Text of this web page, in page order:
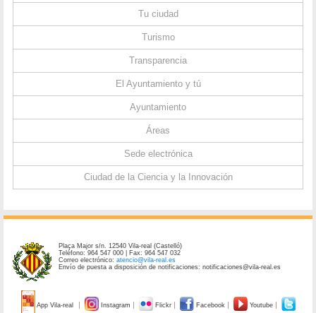
Tu ciudad
Turismo
Transparencia
El Ayuntamiento y tú
Ayuntamiento
Áreas
Sede electrónica
Ciudad de la Ciencia y la Innovación
Plaça Major s/n. 12540 Vila-real (Castelló)
Teléfono: 964 547 000 | Fax: 964 547 032
Correo electrónico:atencio@vila-real.es
Envío de puesta a disposición de notificaciones: notificaciones@vila-real.es
App Vila-real Instagram Flickr Facebook Youtube